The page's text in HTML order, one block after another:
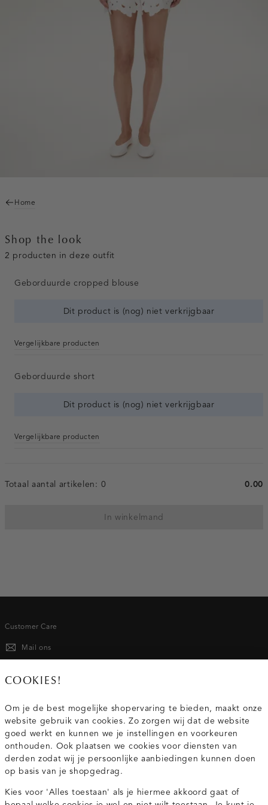
Home
Shop the look
2 producten in deze outfit
Geborduurde cropped blouse
Dit product is (nog) niet verkrijgbaar
Vergelijkbare producten
Geborduurde short
Dit product is (nog) niet verkrijgbaar
Vergelijkbare producten
Totaal aantal artikelen: 0 0.00
In winkelmand
Customer Care
Mail ons
Service
Wij zijn Costes
Topcategorieën voor jou
COOKIES!
Om je de best mogelijke shopervaring te bieden, maakt onze
website gebruik van cookies. Zo zorgen wij dat de website
goed werkt en kunnen we je instellingen en voorkeuren
onthouden. Ook plaatsen we cookies voor diensten van
derden zodat wij je persoonlijke aanbiedingen kunnen doen
op basis van je shopgedrag.
Kies voor 'Alles toestaan' als je hiermee akkoord gaat of